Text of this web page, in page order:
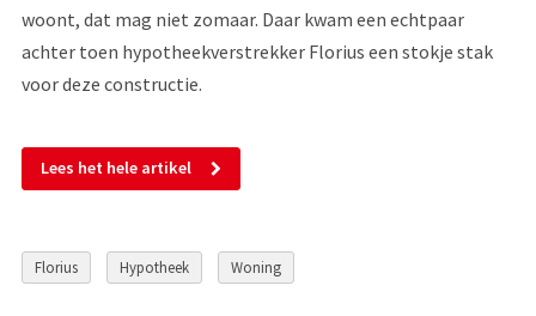
woont, dat mag niet zomaar. Daar kwam een echtpaar
achter toen hypotheekverstrekker Florius een stokje stak
voor deze constructie.
Lees het hele artikel
Florius Hypotheek Woning